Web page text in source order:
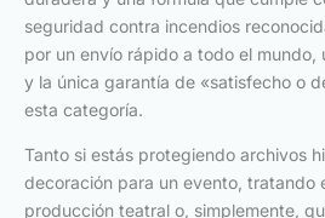
seguridad contra incendios
por un envío rápido a todo el mundo,
y la única garantía de «satisfecho o
esta categoría.
Tanto si estás protegiendo archivos
decoración para un evento, tratando
producción teatral o, simplemente,